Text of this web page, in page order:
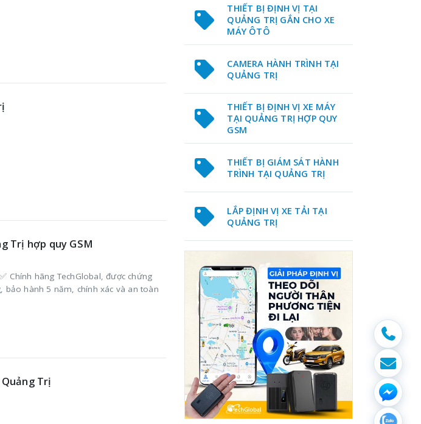
Trị hợp quy GSM
Chính hãng TechGlobal, được chứng
bảo hành 5 năm, chính xác và an toàn
Trị
THIẾT BỊ ĐỊNH VỊ TẠI
QUẢNG TRỊ GẮN CHO XE
MÁY ÔTÔ
CAMERA HÀNH TRÌNH TẠI
QUẢNG TRỊ
THIẾT BỊ ĐỊNH VỊ XE MÁY
TẠI QUẢNG TRỊ HỢP QUY
GSM
THIẾT BỊ GIÁM SÁT HÀNH
TRÌNH TẠI QUẢNG TRỊ
LẮP ĐỊNH VỊ XE TẢI TẠI
QUẢNG TRỊ